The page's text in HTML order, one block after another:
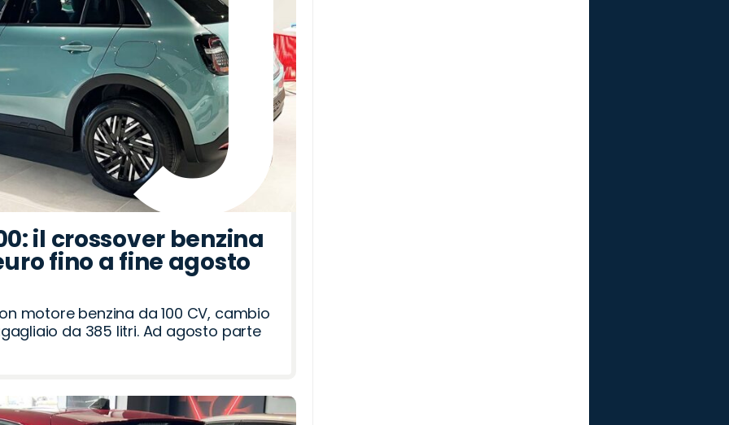
il crossover benzina
fino a fine agosto
motore benzina da 100 CV, cambio
da 385 litri. Ad agosto parte